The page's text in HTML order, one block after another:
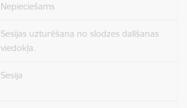
Nepieciešams
Sesijas uzturēšana no slodzes dalīšanas
viedokļa.
Sesija